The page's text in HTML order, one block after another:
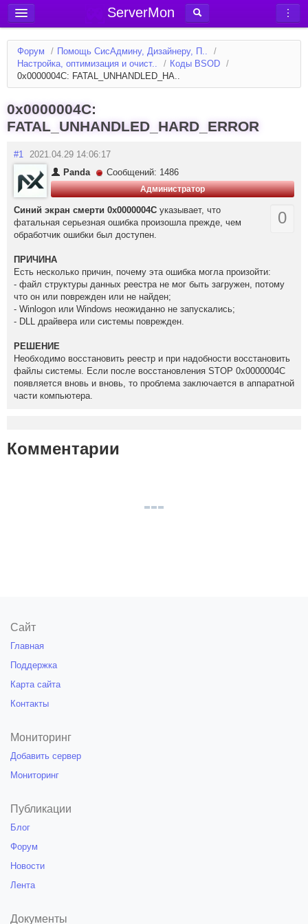
ServerMon
Добавить сервер
Мониторинг серверов
Блог
Статьи
Форум
Вход в аккаунт
Форум / Помощь СисАдмину, Дизайнеру, П..
/
Настройка, оптимизация и очист..
/ Коды BSOD /
0x0000004C: FATAL_UNHANDLED_HA..
0x0000004C:
FATAL_UNHANDLED_HARD_ERROR
#1 2021.04.29 14:06:17
Panda
Сообщений: 1486
Администратор
0
Синий экран смерти 0x0000004C указывает, что
фатальная серьезная ошибка произошла прежде, чем
обработчик ошибки был доступен.
ПРИЧИНА
Есть несколько причин, почему эта ошибка могла произойти:
- файл структуры данных реестра не мог быть загружен, потому
что он или поврежден или не найден;
- Winlogon или Windows неожиданно не запускались;
- DLL драйвера или системы поврежден.
РЕШЕНИЕ
Необходимо восстановить реестр и при надобности восстановить
файлы системы. Если после восстановления STOP 0x0000004C
появляется вновь и вновь, то проблема заключается в аппаратной
части компьютера.
Комментарии
Сайт
Главная
Поддержка
Карта сайта
Контакты
Мониторинг
Добавить сервер
Мониторинг
Публикации
Блог
Форум
Новости
Лента
Документы